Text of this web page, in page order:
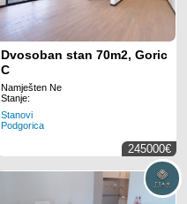
Dvosoban stan 70m2, Goric
C
Namješten Ne
Stanje:
Stanovi
Podgorica
245000€